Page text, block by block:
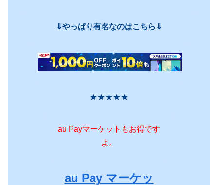
⇓やっぱり有名なのはこちら⇓
★★★★★
au Payマーケットもお得です
よ。
au Pay マーケッ